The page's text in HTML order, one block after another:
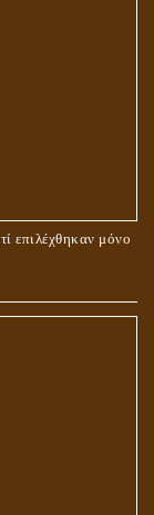
επιλέχθηκαν μόνο